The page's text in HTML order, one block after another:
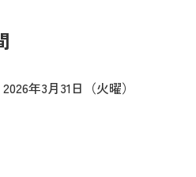
年3月31日（火曜）